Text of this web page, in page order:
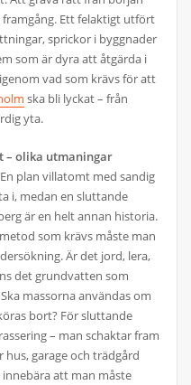
Ett felaktigt utfört
sprickor i byggnader
som är dyra att åtgärda i
vad som krävs för att
ska bli lyckat – från
yta.
– olika utmaningar
plan villatomt med sandig
i, medan en sluttande
är en helt annan historia.
som krävs måste man
Är det jord, lera,
det grundvatten som
massorna användas om
bort? För sluttande
– man schaktar fram
hus, garage och trädgård
innebära att man måste